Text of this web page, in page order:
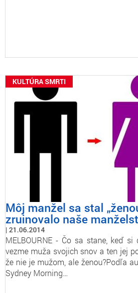
KULTÚRA SMRTI
Môj manžel sa stal
zruinovalo naše
21.06.2014
MELBOURNE - Čo sa stane, keď si
vezme muža svojich snov a ten jej
že nie je mužom, ale ženou?Podľa
Sydney Morning…